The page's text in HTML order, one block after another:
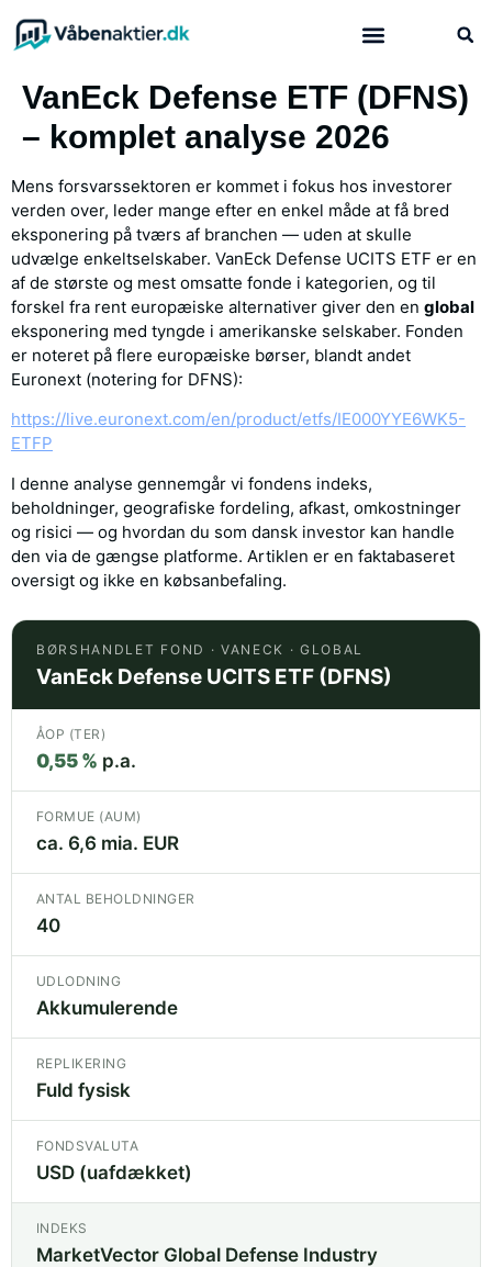
VanEck Defense ETF (DFNS)
– komplet analyse 2026
Mens forsvarssektoren er kommet i fokus hos investorer
verden over, leder mange efter en enkel måde at få bred
eksponering på tværs af branchen — uden at skulle
udvælge enkeltselskaber. VanEck Defense UCITS ETF er en
af de største og mest omsatte fonde i kategorien, og til
forskel fra rent europæiske alternativer giver den en global
eksponering med tyngde i amerikanske selskaber. Fonden
er noteret på flere europæiske børser, blandt andet
Euronext (notering for DFNS):
https://live.euronext.com/en/product/etfs/IE000YYE6WK5-
ETFP
I denne analyse gennemgår vi fondens indeks,
beholdninger, geografiske fordeling, afkast, omkostninger
og risici — og hvordan du som dansk investor kan handle
den via de gængse platforme. Artiklen er en faktabaseret
oversigt og ikke en købsanbefaling.
BØRSHANDLET FOND · VANECK · GLOBAL
VanEck Defense UCITS ETF (DFNS)
ÅOP (TER)
0,55 % p.a.
FORMUE (AUM)
ca. 6,6 mia. EUR
ANTAL BEHOLDNINGER
40
UDLODNING
Akkumulerende
REPLIKERING
Fuld fysisk
FONDSVALUTA
USD (uafdækket)
INDEKS
MarketVector Global Defense Industry